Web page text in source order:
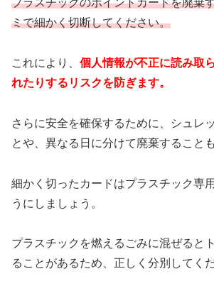
プラスチックのポイントカードを廃棄
ミで細かく切断してください。
これにより、 個人情報が不正に読み取
れたりするリスクを防ぎます。
さらに安全を確保するために、シュレ
とや、異なる日に分けて廃棄すること
細かく切ったカードはプラスチック専
うにしましょう。
プラスチックを燃えるごみに混ぜると
ることがあるため、正しく分別してくだ